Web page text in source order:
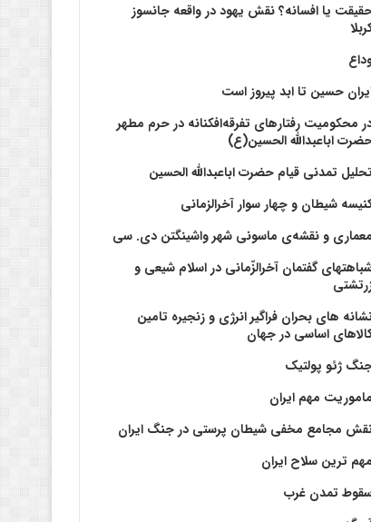
یا افسانه؟‌ نقش یهود در واقعه جانسوز
حسین تا ابد پیروز است
محکومیت رفتارهای تفرقه‌افکنانه در حرم مطهر
اباعبدالله الحسین(ع)
تحلیل تمدنی قیام حضرت اباعبدالله الحسین
شیطان و چهار سوار آخرالزمانی
معماری و نقشه‌ی ماسونی شهر واشينگتن دی. سی
گفتمان آخر‌الزّمانی در اسلام شیعی و
های بحران فراگیر انرژی و زنجیره تامین
اساسی در جهان
ژئو پولتیک
ماموریت مهم ایران
مجامع مخفی شیطان پرستی در جنگ ایران
مهم ترین سلاح ایران
تمدن غرب